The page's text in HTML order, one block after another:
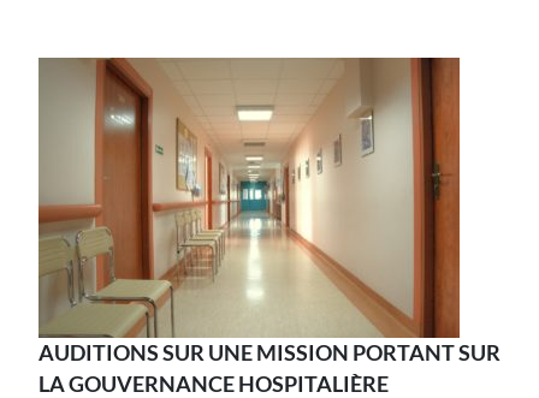
AUDITIONS SUR UNE MISSION PORTANT SUR
LA GOUVERNANCE HOSPITALIÈRE